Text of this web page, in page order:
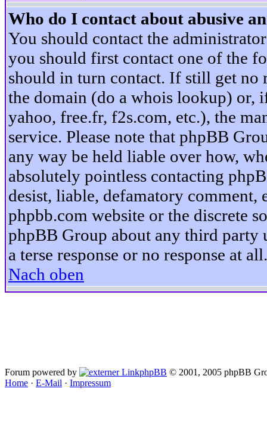
Who do I contact about abusive
You should contact the
you should first contact one of the
should in turn contact. If still get no
the domain (do a whois lookup) or,
yahoo, free.fr, f2s.com, etc.), the
service. Please note that phpBB
any way be held liable over how,
absolutely pointless contacting
desist, liable, defamatory
phpbb.com website or the discrete
phpBB Group about any third party
a terse response or no response at all.
Nach oben
Forum powered by phpBB © 2001, 2005 phpBB
Home · E-Mail · Impressum